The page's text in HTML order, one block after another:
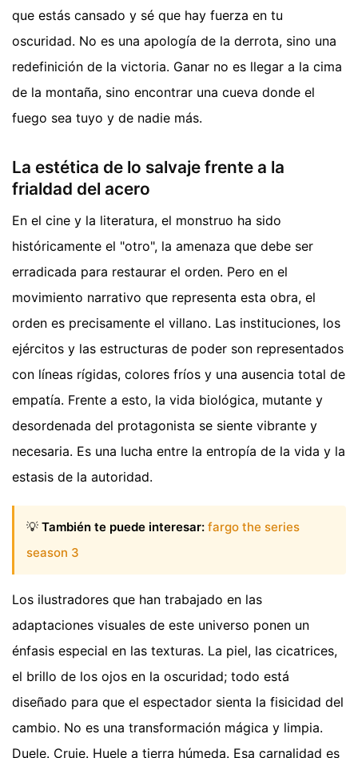
que estás cansado y sé que hay fuerza en tu
oscuridad. No es una apología de la derrota, sino una
redefinición de la victoria. Ganar no es llegar a la cima
de la montaña, sino encontrar una cueva donde el
fuego sea tuyo y de nadie más.
La estética de lo salvaje frente a la
frialdad del acero
En el cine y la literatura, el monstruo ha sido
históricamente el "otro", la amenaza que debe ser
erradicada para restaurar el orden. Pero en el
movimiento narrativo que representa esta obra, el
orden es precisamente el villano. Las instituciones, los
ejércitos y las estructuras de poder son representados
con líneas rígidas, colores fríos y una ausencia total de
empatía. Frente a esto, la vida biológica, mutante y
desordenada del protagonista se siente vibrante y
necesaria. Es una lucha entre la entropía de la vida y la
estasis de la autoridad.
💡 También te puede interesar: fargo the series
season 3
Los ilustradores que han trabajado en las
adaptaciones visuales de este universo ponen un
énfasis especial en las texturas. La piel, las cicatrices,
el brillo de los ojos en la oscuridad; todo está
diseñado para que el espectador sienta la fisicidad del
cambio. No es una transformación mágica y limpia.
Duele. Cruje. Huele a tierra húmeda. Esa carnalidad es